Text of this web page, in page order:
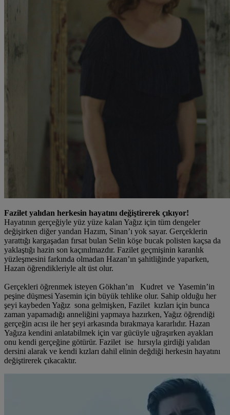
Fazilet yalıdan herkesin hayatını değiştirerek çıkıyor!
Hayatının gerçeğiyle yüz yüze kalan Yağız için tüm dengeler
değişirken diğer yandan Hazım, Sinan’ı yok sayar. Gerçeklerin
yarattığı kargaşadan fırsat bulan Selin köşe bucak polisten kaçsa da
yaklaştığı hazin son kaçınılmazdır. Fazilet geçmişinin karanlık
yüzleşmesini farkında olmadan Hazan’ın şahitliğinde yaparken,
Hazan öğrendikleriyle alt üst olur.
Gerçekleri öğrenmek isteyen Gökhan’ın Kudret ve Yasemin’in
peşine düşmesi Yasemin için büyük tehlike olur. Sahip olduğu her
şeyi kaybeden Yağız sona gelmişken, Fazilet kızları için bunca
zaman yapamadığı anneliğini yapmaya hazırken, Yağız öğrendiği
gerçeğin acısı ile her şeyi arkasında bırakmaya kararlıdır. Hazan
Yağıza kendini anlatabilmek için var gücüyle uğraşırken ayakları
onu kendi gerçeğine götürür. Fazilet ise hırsıyla girdiği yalıdan
dersini alarak ve kendi kızları dahil elinin değdiği herkesin hayatını
değiştirerek çıkacaktır.